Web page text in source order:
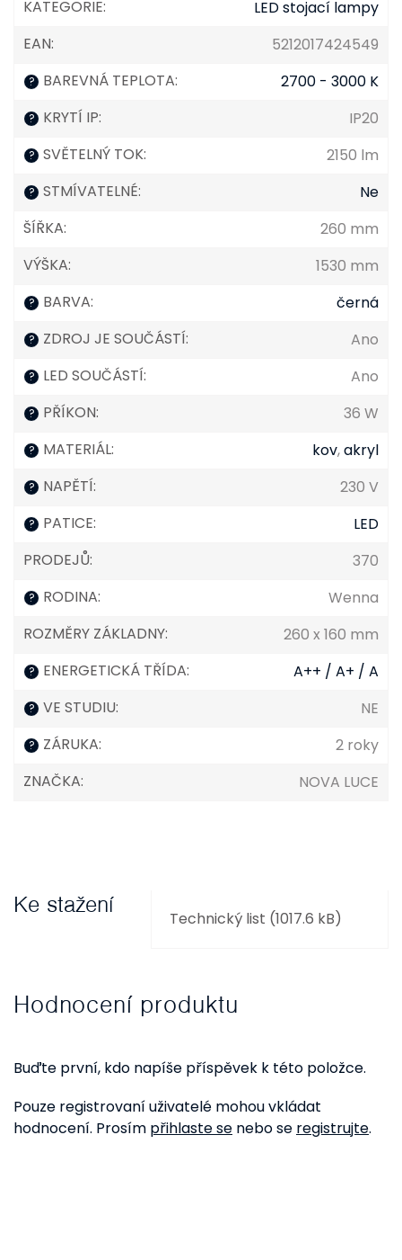
KATEGORIE:
LED stojací lampy
EAN: 5212017424549
? BAREVNÁ TEPLOTA: 2700 - 3000 K
? KRYTÍ IP: IP20
? SVĚTELNÝ TOK: 2150 lm
? STMÍVATELNÉ:
Ne
ŠÍŘKA:
260 mm
VÝŠKA: 1530 mm
? BARVA: černá
? ZDROJ JE SOUČÁSTÍ: Ano
? LED SOUČÁSTÍ: Ano
? PŘÍKON: 36 W
? MATERIÁL: kov,akryl
? NAPĚTÍ: 230 V
? PATICE:
LED
PRODEJŮ: 370
? RODINA:
Wenna
ROZMĚRY ZÁKLADNY: 260 x 160 mm
? ENERGETICKÁ TŘÍDA: A++ / A+ / A
? VE STUDIU: NE
? ZÁRUKA:
2 roky
ZNAČKA: NOVA LUCE
Ke stažení
Technický list (1017.6 kB)
Hodnocení produktu
Buďte první, kdo napíše příspěvek k této položce.
Pouze registrovaní uživatelé mohou vkládat
hodnocení. Prosím přihlaste se nebo se registrujte.